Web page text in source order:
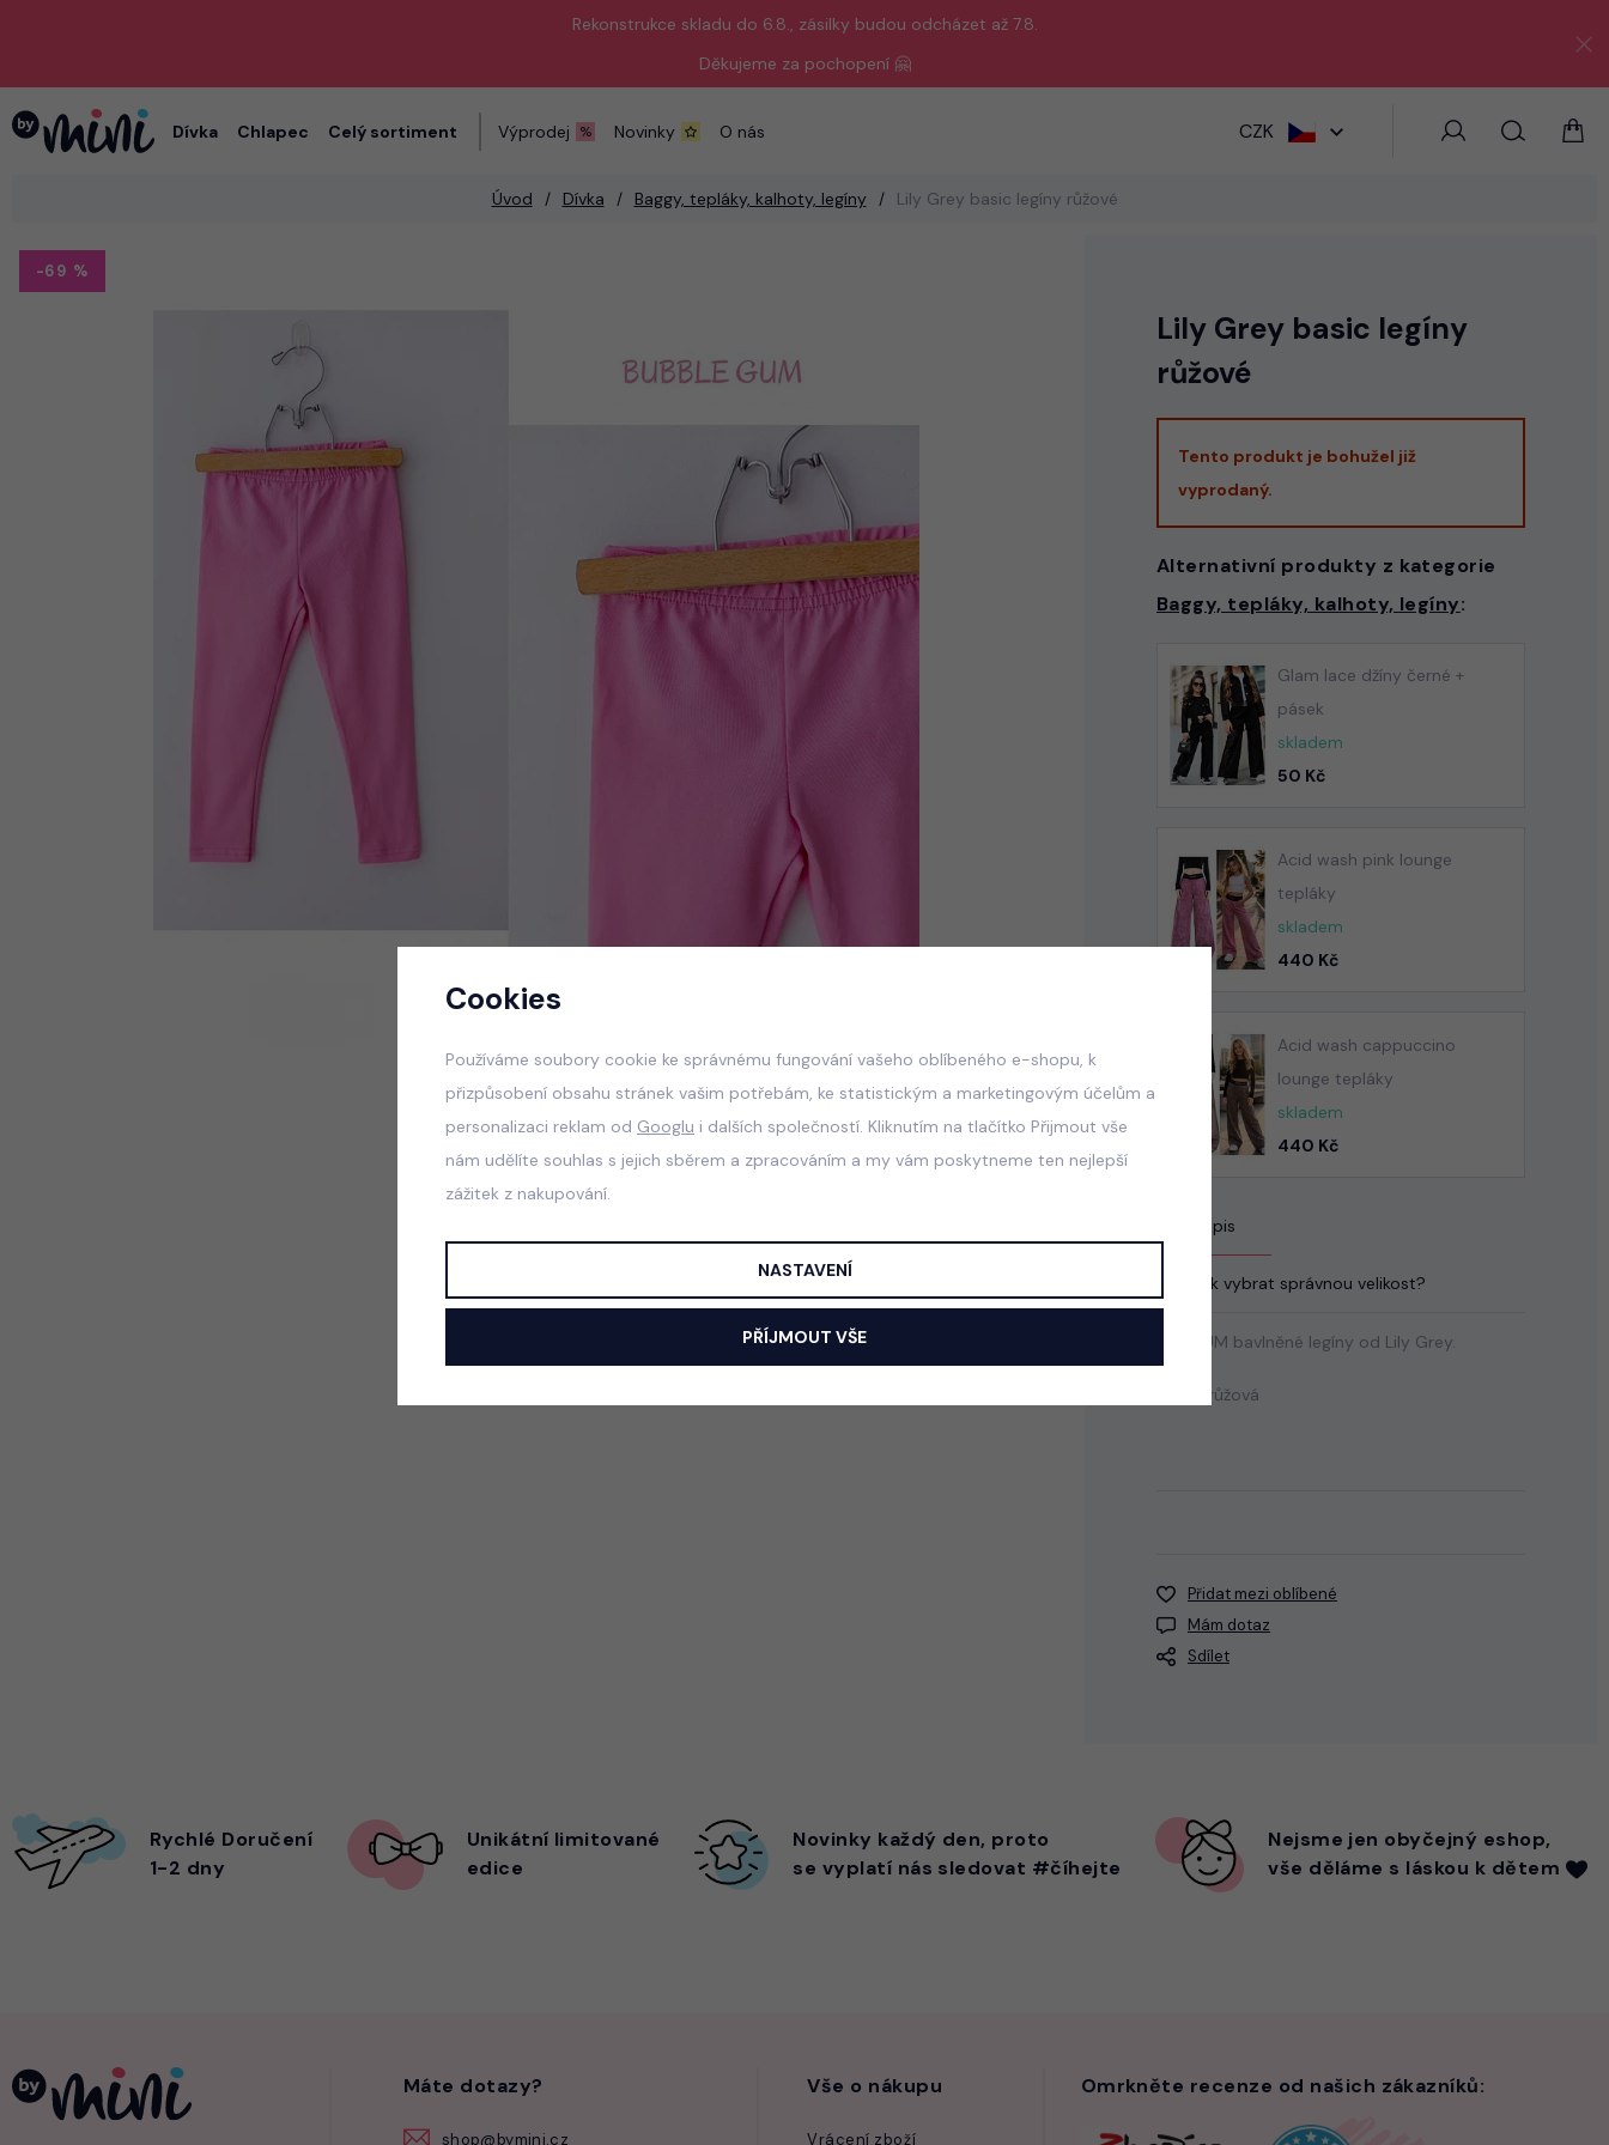
Rekonstrukce skladu do 6.8., zásilky budou odcházet až 7.8.
Děkujeme za pochopení 🤗
Dívka Chlapec Celý sortiment Výprodej Novinky O nás CZK
Úvod Dívka Baggy, tepláky, kalhoty, legíny Lily Grey basic legíny růžové
-69
Lily Grey basic legíny
růžové
Tento produkt je bohužel již
vyprodaný.
Alternativní produkty z kategorie
Baggy, tepláky, kalhoty, legíny:
Glam lace džíny černé +
pásek
skladem
50 Kč
Acid wash pink lounge
tepláky
skladem
440 Kč
Acid wash cappuccino
lounge tepláky
skladem
440 Kč
Popis
Jak vybrat správnou velikost?
PREMIUM bavlněné legíny od Lily Grey.
Barva: růžová
Přidat mezi oblíbené
Mám dotaz
Sdílet
Rychlé Doručení
1-2 dny
Unikátní limitované
edice
Novinky každý den, proto
se vyplatí nás sledovat #číhejte
Nejsme jen obyčejný eshop,
vše děláme s láskou k dětem
Máte dotazy?
shop@bymini.cz
Vše o nákupu
Vrácení zboží
Omrkněte recenze od našich zákazníků:
Cookies
Používáme soubory cookie ke správnému fungování vašeho oblíbeného e-shopu, k
přizpůsobení obsahu stránek vašim potřebám, ke statistickým a marketingovým účelům a
personalizaci reklam od Googlu i dalších společností. Kliknutím na tlačítko Přijmout vše
nám udělíte souhlas s jejich sběrem a zpracováním a my vám poskytneme ten nejlepší
zážitek z nakupování.
NASTAVENÍ
PŘÍJMOUT VŠE